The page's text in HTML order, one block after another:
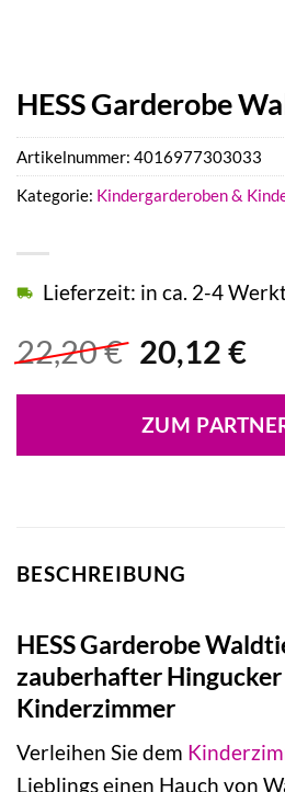
HESS Garderobe
22,20€
war:
22,20 €
20,12 €
Lieferzeit: in ca. 2-4
ZUM
Artikelnummer: 4016977303033
Kategorie: Kindergarderoben &
BESCHREIBUNG
HESS Garderobe
zauberhafter
Kinderzimmer
Verleihen Sie dem
Lieblings einen Hauch von